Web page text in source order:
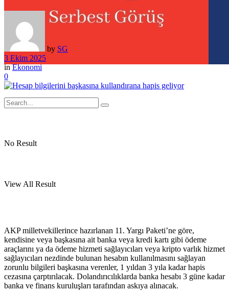
No Result
View All Result
by SG
3 Ekim 2025
in Ekonomi
0
AKP milletvekillerince hazırlanan 11. Yargı Paketi’ne göre,
kendisine veya başkasına ait banka veya kredi kartı gibi ödeme
araçlarını ya da ödeme hizmeti sağlayıcıları veya kripto varlık hizmet
sağlayıcıları nezdinde bulunan hesabın kullanılmasını sağlayan
zorunlu bilgileri başkasına verenler, 1 yıldan 3 yıla kadar hapis
cezasına çarptırılacak. Dolandırıcılıklarda banka hesabı 3 güne kadar
banka ve finans kuruluşları tarafından askıya alınacak.